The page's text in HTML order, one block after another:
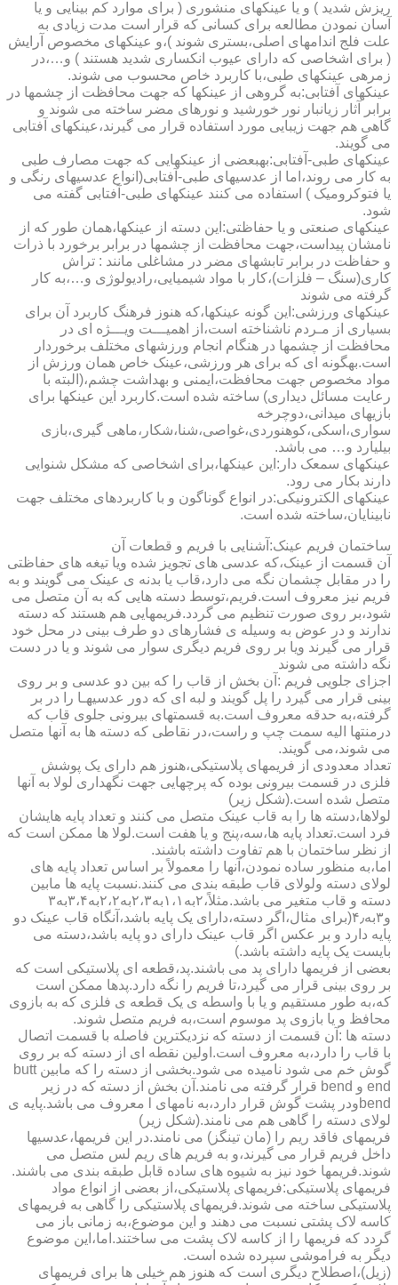
ریزش شدید ) و یا عینکهای منشوری ( برای موارد کم بینایی و یا
آسان نمودن مطالعه برای کسانی که قرار است مدت زیادی به
علت فلج اندامهای اصلی،بستری شوند )،و عینکهای مخصوص آرایش
( برای اشخاصی که دارای عیوب انکساری شدید هستند ) و…،در
زمره­ی عینکهای طبی،با کاربرد خاص محسوب می شوند.
عینکهای آفتابی:به گروهی از عینکها که جهت محافظت از چشمها در
برابر آثار زیانبار نور خورشید و نورهای مضر ساخته می شوند و
گاهی هم جهت زیبایی مورد استفاده قرار می گیرند،عینکهای آفتابی
می گویند.
عینکهای طبی-آفتابی:به­بعضی از عینکهایی که جهت مصارف طبی
به کار می روند،اما از عدسیهای طبی-آفتابی(انواع عدسیهای رنگی و
یا فتوکرومیک ) استفاده می کنند عینکهای طبی-آفتابی گفته می
شود.
عینکهای صنعتی و یا حفاظتی:این دسته از عینکها،همان طور که از
نامشان پیداست،جهت محافظت از چشمها در برابر برخورد با ذرات
و حفاظت در برابر تابشهای مضر در مشاغلی مانند : تراش
کاری(سنگ – فلزات)،کار با مواد شیمیایی،رادیولوژی و…،به کار
گرفته می شوند
عینکهای ورزشی:این گونه عینکها،که هنوز فرهنگ کاربرد آن برای
بسیاری از مـردم ناشناخته است،از اهمیـــت ویـــژه ای در
محافظت از چشمها در هنگام انجام ورزشهای مختلف برخوردار
است.به­گونه ای که برای هر ورزشی،عینک خاص همان ورزش از
مواد مخصوص جهت محافظت،ایمنی و بهداشت چشم،(البته با
رعایت مسائل دیداری) ساخته شده است.کاربرد این عینکها برای
بازیهای میدانی،دوچرخه
سواری،اسکی،کوهنوردی،غواصی،شنا،شکار،ماهی گیری،بازی
بیلیارد و… می باشد.
عینکهای سمعک دار:این عینکها،برای اشخاصی که مشکل شنوایی
دارند بکار می رود.
عینکهای الکترونیکی:در انواع گوناگون و با کاربردهای مختلف جهت
نابینایان،ساخته شده است.
ساختمان فریم عینک:آشنایی با فریم و قطعات آن
آن قسمت از عینک،که عدسی های تجویز شده ویا تیغه های حفاظتی
را در مقابل چشمان نگه می دارد،قاب یا بدنه ی عینک می گویند و به
فریم نیز معروف است.فریم،توسط دسته هایی که به آن متصل می
شود،بر روی صورت تنظیم می گردد.فریمهایی هم هستند که دسته
ندارند و در عوض به وسیله ی فشارهای دو طرف بینی در محل خود
قرار می گیرند ویا بر روی فریم دیگری سوار می شوند و یا در دست
نگه داشته می شوند
اجزای جلویی فریم :آن بخش از قاب را که بین دو عدسی و بر روی
بینی قرار می گیرد را پل گویند و لبه ای که دور عدسیهـا را در بر
گرفته،به حدقه معروف است.به قسمتهای بیرونی جلوی قاب که
درمنتها الیه سمت چپ و راست،در نقاطی که دسته ها به آنها متصل
می شوند،می گویند.
تعداد معدودی از فریمهای پلاستیکی،هنوز هم دارای یک پوشش
فلزی در قسمت بیرونی بوده که پرچهایی جهت نگهداری لولا به آنها
متصل شده است.(شکل زیر)
لولاها،دسته ها را به قاب عینک متصل می کنند و تعداد پایه هایشان
فرد است.تعداد پایه ها،سه،پنج و یا هفت است.لولا ها ممکن است که
از نظر ساختمان با هم تفاوت داشته باشند.
اما،به منظور ساده نمودن،آنها را معمولاً بر اساس تعداد پایه های
لولای دسته ولولای قاب طبقه بندی می کنند.نسبت پایه ها مابین
دسته و قاب متغیر می باشد.مثلاً،۲به۱،۱به۲،۳به۲،۲به۳،۴به۳
و۳به۴٫(برای مثال،اگر دسته،دارای یک پایه باشد،آنگاه قاب عینک دو
پایه دارد و بر عکس اگر قاب عینک دارای دو پایه باشد،دسته می
بایست یک پایه داشته باشد.)
بعضی از فریمها دارای پد می باشند.پد،قطعه ای پلاستیکی است که
بر روی بینی قرار می گیرد،تا فریم را نگه دارد.پدها ممکن است
که،به طور مستقیم و یا با واسطه ی یک قطعه ی فلزی که به بازوی
محافظ و یا بازوی پد موسوم است،به فریم متصل شوند.
دسته ها :آن قسمت از دسته که نزدیکترین فاصله با قسمت اتصال
با قاب را دارد،به معروف است.اولین نقطه ای از دسته که بر روی
گوش خم می شود نامیده می شود.بخشی از دسته را که مابین butt
end و bend قرار گرفته می نامند.آن بخش از دسته که در زیر
bendودر پشت گوش قرار دارد،به نامهای l معروف می باشد.پایه ی
لولای دسته را گاهی هم می نامند.(شکل زیر)
فریمهای فاقد ریم را (مان تینگز) می نامند.در این فریمها،عدسیها
داخل فریم قرار می گیرند،و به فریم های ریم لس متصل می
شوند.فریمها خود نیز به شیوه های ساده قابل طبقه بندی می باشند.
فریمهای پلاستیکی:فریمهای پلاستیکی،از بعضی از انواع مواد
پلاستیکی ساخته می شوند.فریمهای پلاستیکی را گاهی به فریمهای
کاسه لاک پشتی نسبت می دهند و این موضوع،به زمانی باز می
گردد که فریمها را از کاسه لاک پشت می ساختند.اما،این موضوع
دیگر به فراموشی سپرده شده است.
(زیل)،اصطلاح دیگری است که هنوز هم خیلی ها برای فریمهای